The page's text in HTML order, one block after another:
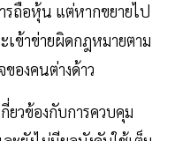
รถือหุ้น แต่หากขยายไป
เข้าข่ายผิดกฎหมายตาม
องคนต่างด้าว
ยวข้องกับการควบคุม